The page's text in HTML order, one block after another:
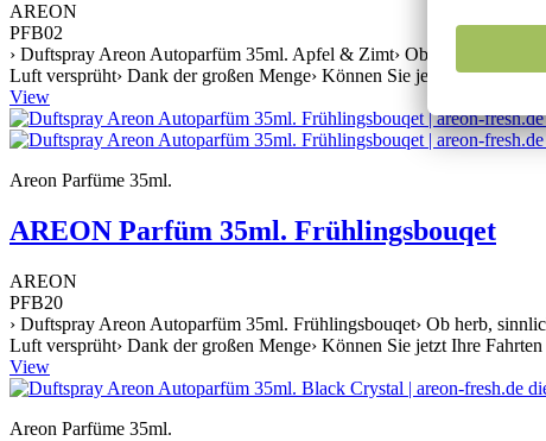
AREON
PFB02
› Duftspray Areon Autoparfüm 35ml. Apfel & Zimt› Ob herb,
Luft versprüht› Dank der großen Menge› Können Sie jetzt Ihre
View
Areon Parfüme 35ml.
AREON Parfüm 35ml. Frühlingsbouqet
AREON
PFB20
› Duftspray Areon Autoparfüm 35ml. Frühlingsbouqet› Ob herb,
Luft versprüht› Dank der großen Menge› Können Sie jetzt Ihre
View
Areon Parfüme 35ml.